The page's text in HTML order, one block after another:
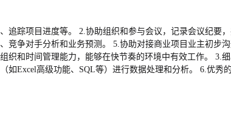
踪项目进度等。 2.协助组织和参与会议，记录会议纪要
争对手分析和业务预测。 5.协助对接商业项目业主初步
和时间管理能力，能够在快节奏的环境中有效工作。 3.
如Excel高级功能、SQL等）进行数据处理和分析。 6.优